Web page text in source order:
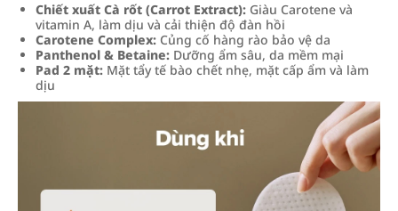
Chiết xuất Cà rốt (Carrot Extract): Giàu Carotene và
vitamin A, làm dịu và cải thiện độ đàn hồi
Carotene Complex: Củng cố hàng rào bảo vệ da
Panthenol & Betaine: Dưỡng ẩm sâu, da mềm mại
Pad 2 mặt: Mặt tẩy tế bào chết nhẹ, mặt cấp ẩm và làm
dịu